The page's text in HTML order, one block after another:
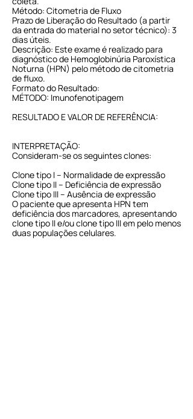
Método: Citometria de Fluxo
Prazo de Liberação do Resultado (a partir
da entrada do material no setor técnico): 3
dias úteis.
Descrição: Este exame é realizado para
diagnóstico de Hemoglobinúria Paroxística
Noturna (HPN) pelo método de citometria
de fluxo.
Formato do Resultado:
MÉTODO: Imunofenotipagem
RESULTADO E VALOR DE REFERÊNCIA:
INTERPRETAÇÃO:
Consideram-se os seguintes clones:
Clone tipo I – Normalidade de expressão
Clone tipo II – Deficiência de expressão
Clone tipo III – Ausência de expressão
O paciente que apresenta HPN tem
deficiência dos marcadores, apresentando
clone tipo II e/ou clone tipo III em pelo menos
duas populações celulares.